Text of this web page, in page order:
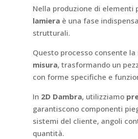
Nella produzione di elementi
lamiera è una fase
strutturali.
Questo processo consente la
misura, trasformando un
con forme specifiche e
In 2D Dambra, utilizziamo
garantiscono componenti
sistemi del cliente, angoli
quantità.